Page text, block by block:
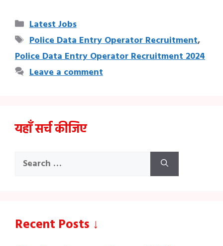
Categories
Latest Jobs
Tags
Police Data Entry Operator Recruitment,
Police Data Entry Operator Recruitment 2024
Leave a comment
यहाँ सर्च कीजिए
Search
Recent Posts ↓